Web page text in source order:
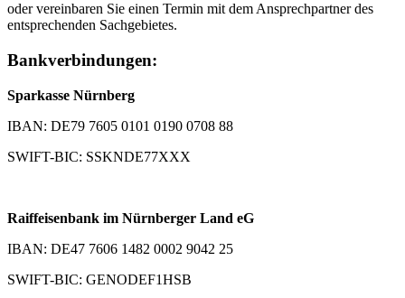
oder vereinbaren Sie einen Termin mit dem Ansprechpartner des
entsprechenden Sachgebietes.
Bankverbindungen:
Sparkasse Nürnberg
IBAN: DE79 7605 0101 0190 0708 88
SWIFT-BIC: SSKNDE77XXX
Raiffeisenbank im Nürnberger Land eG
IBAN: DE47 7606 1482 0002 9042 25
SWIFT-BIC: GENODEF1HSB